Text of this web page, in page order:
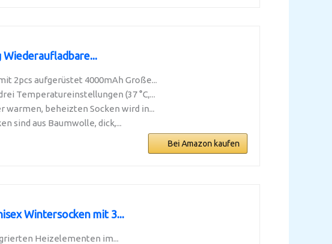
2pcs aufgerüstet 4000mAh Große...
Temperatureinstellungen (37 °C,...
warmen, beheizten Socken wird in...
sind aus Baumwolle, dick,...
Bei Amazon kaufen
Wintersocken mit 3...
Heizelementen im...